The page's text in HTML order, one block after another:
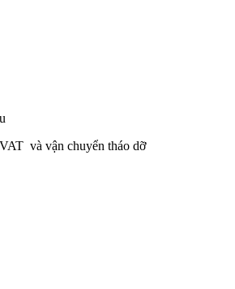
và vận chuyển tháo dỡ